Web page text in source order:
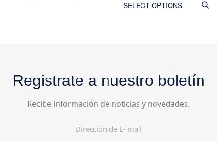
SELECT OPTIONS
Registrate a nuestro boletín
Recibe información de noticias y novedades.